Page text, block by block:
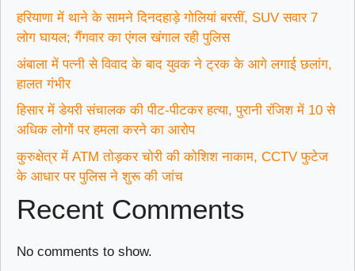
हरियाणा में थाने के सामने दिनदहाड़े गोलियां बरसीं, SUV सवार 7
लोग घायल; गैंगवार का एंगल खंगाल रही पुलिस
अंबाला में पत्नी से विवाद के बाद युवक ने ट्रक के आगे लगाई छलांग,
हालत गंभीर
हिसार में डेयरी संचालक की पीट-पीटकर हत्या, पुरानी रंजिश में 10 से
अधिक लोगों पर हमला करने का आरोप
कुरुक्षेत्र में ATM तोड़कर चोरी की कोशिश नाकाम, CCTV फुटेज
के आधार पर पुलिस ने शुरू की जांच
Recent Comments
No comments to show.